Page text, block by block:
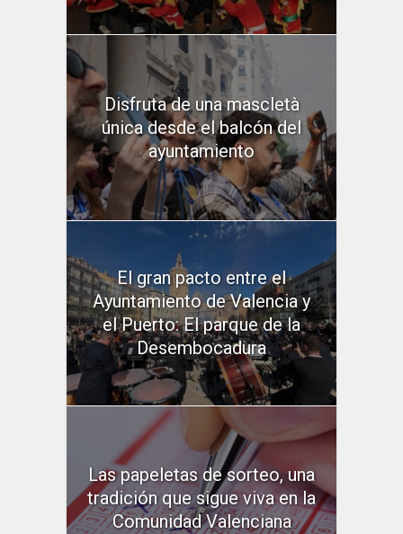
Disfruta de una mascletà
única desde el balcón del
ayuntamiento
El gran pacto entre el
Ayuntamiento de Valencia y
el Puerto: El parque de la
Desembocadura
Las papeletas de sorteo, una
tradición que sigue viva en la
Comunidad Valenciana